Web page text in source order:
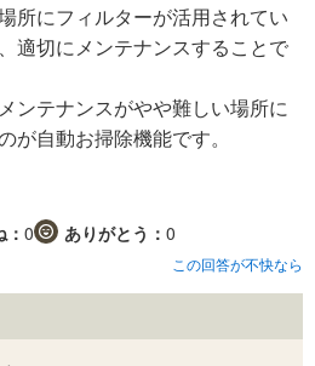
所にフィルターが活用されてい
適切にメンテナンスすることで
ンテナンスがやや難しい場所に
が自動お掃除機能です。
0 ありがとう： 0
この回答が不快なら